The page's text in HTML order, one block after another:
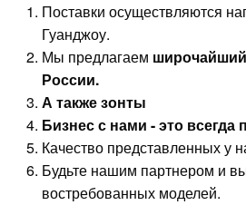
Поставки осуществляются
Гуанджоу.
Мы предлагаем
России.
А также зонты
Бизнес с нами - это
Качество представленных у
Будьте нашим партнером и
востребованных моделей.